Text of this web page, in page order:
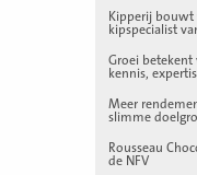
Kipperij bouwt
kipspecialist
Groei
kennis,
Meer
slimme
Rousseau
de NFV